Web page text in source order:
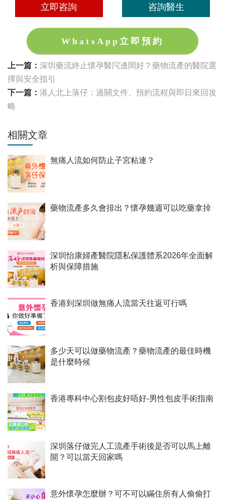
立即咨詢 咨詢醫生
WhatsApp立即預約
上一篇： 深圳藥流終止懷孕醫院邊間好？藥物流產的醫院選
擇與安全指引
下一篇： 港人北上落仔：過關文件、預約流程與即日來回攻
略
相關文章
無痛人流如何防止子宮粘連？
藥物流產多久會排出？懷孕幾週可以吃藥拿掉
深圳怡康婦產醫院隱私保護體系2026年全面解
析與保障措施
香港到深圳做無痛人流當天往返可行嗎
多少天可以做藥物流產？藥物流產的最佳時機
是什麼時候
香港專科中心割包皮好唔好-男性包皮手術指南
深圳落仔做完人工流產手術後是否可以馬上離
開？可以當天回家嗎
意外懷孕怎麼辦？可不可以瞞住所有人偷偷打